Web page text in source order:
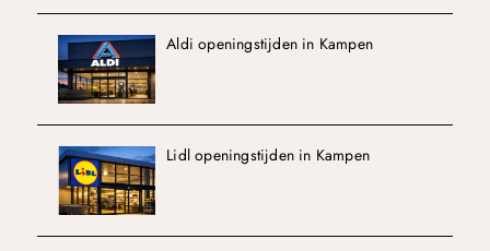
Aldi openingstijden in Kampen
Lidl openingstijden in Kampen